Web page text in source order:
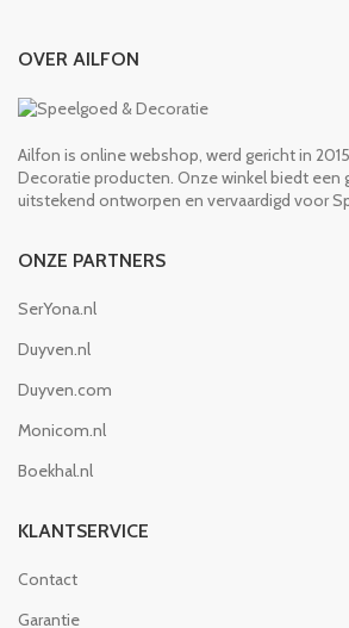
OVER AILFON
Ailfon is online webshop, werd gericht in
Decoratie producten. Onze winkel biedt
uitstekend ontworpen en vervaardigd voor
ONZE PARTNERS
SerYona.nl
Duyven.nl
Duyven.com
Monicom.nl
Boekhal.nl
KLANTSERVICE
Contact
Garantie